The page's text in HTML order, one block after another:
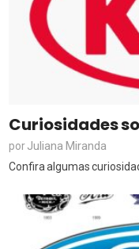
Curiosidades
porJuliana Miranda
Confira algumas